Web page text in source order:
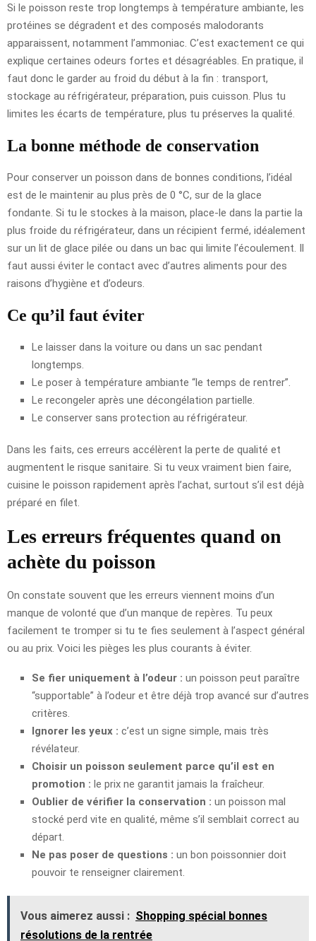
Si le poisson reste trop longtemps à température ambiante, les
protéines se dégradent et des composés malodorants
apparaissent, notamment l’ammoniac. C’est exactement ce qui
explique certaines odeurs fortes et désagréables. En pratique, il
faut donc le garder au froid du début à la fin : transport,
stockage au réfrigérateur, préparation, puis cuisson. Plus tu
limites les écarts de température, plus tu préserves la qualité.
La bonne méthode de conservation
Pour conserver un poisson dans de bonnes conditions, l’idéal
est de le maintenir au plus près de 0 °C, sur de la glace
fondante. Si tu le stockes à la maison, place-le dans la partie la
plus froide du réfrigérateur, dans un récipient fermé, idéalement
sur un lit de glace pilée ou dans un bac qui limite l’écoulement. Il
faut aussi éviter le contact avec d’autres aliments pour des
raisons d’hygiène et d’odeurs.
Ce qu’il faut éviter
Le laisser dans la voiture ou dans un sac pendant
longtemps.
Le poser à température ambiante “le temps de rentrer”.
Le recongeler après une décongélation partielle.
Le conserver sans protection au réfrigérateur.
Dans les faits, ces erreurs accélèrent la perte de qualité et
augmentent le risque sanitaire. Si tu veux vraiment bien faire,
cuisine le poisson rapidement après l’achat, surtout s’il est déjà
préparé en filet.
Les erreurs fréquentes quand on
achète du poisson
On constate souvent que les erreurs viennent moins d’un
manque de volonté que d’un manque de repères. Tu peux
facilement te tromper si tu te fies seulement à l’aspect général
ou au prix. Voici les pièges les plus courants à éviter.
Se fier uniquement à l’odeur : un poisson peut paraître
“supportable” à l’odeur et être déjà trop avancé sur d’autres
critères.
Ignorer les yeux : c’est un signe simple, mais très
révélateur.
Choisir un poisson seulement parce qu’il est en
promotion : le prix ne garantit jamais la fraîcheur.
Oublier de vérifier la conservation : un poisson mal
stocké perd vite en qualité, même s’il semblait correct au
départ.
Ne pas poser de questions : un bon poissonnier doit
pouvoir te renseigner clairement.
Vous aimerez aussi : Shopping spécial bonnes
résolutions de la rentrée